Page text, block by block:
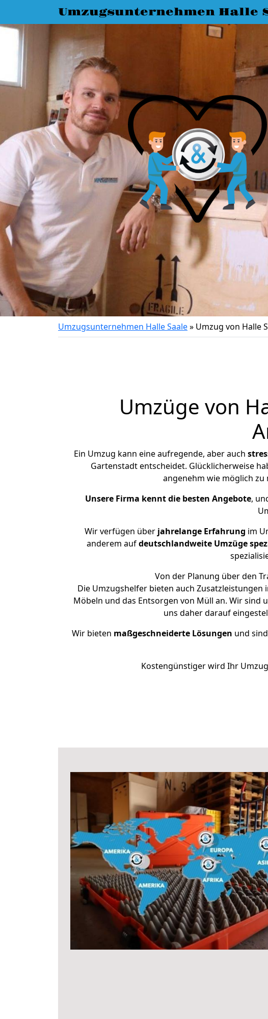
Umzugsunternehmen Halle
Umzugsunternehmen Halle Saale» Umzug von Halle
Umzüge von
Ein Umzug kann eine aufregende, aber auch
Gartenstadt entscheidet. Glücklicherweise
angenehm wie möglich zu
Unsere Firma kennt die besten Angebote,
Wir verfügen überjahrelange Erfahrung im
anderem aufdeutschlandweite Umzüge
Von der Planung über den
Die Umzugshelfer bieten auch Zusatzleistungen
Möbeln und das Entsorgen von Müll an. Wir sind
uns daher darauf
Wir bieten maßgeschneiderte Lösungen und
Kostengünstiger wird Ihr